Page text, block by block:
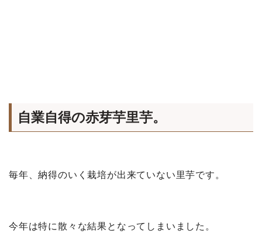
自業自得の赤芽芋里芋。
毎年、納得のいく栽培が出来ていない里芋です。
今年は特に散々な結果となってしまいました。